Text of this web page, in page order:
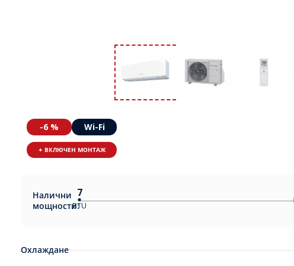
-6 % Wi-Fi
+ ВКЛЮЧЕН МОНТАЖ
Налични
мощности:
7
BTU
Охлаждане